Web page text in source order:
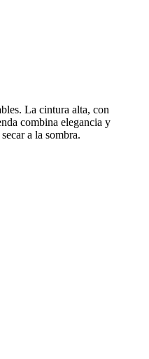
La cintura alta, con
combina elegancia y
a la sombra.